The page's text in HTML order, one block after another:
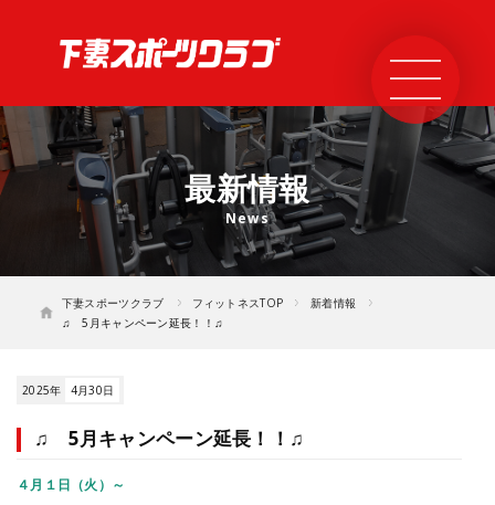
最新情報
下妻スポーツクラブ フィットネスTOP
新着情報
♫ 5月キャンペーン延長！！♫
2025年 4月30日
♫ 5月キャンペーン延長！！♫
４月１日（火）～